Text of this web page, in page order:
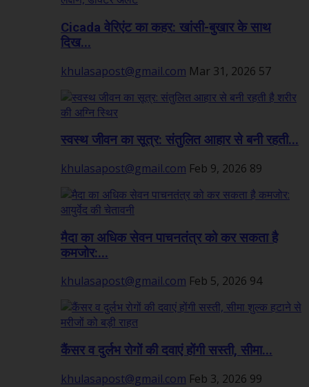
Cicada वेरिएंट का कहर: खांसी-बुखार के साथ
दिख...
khulasapost@gmail.com Mar 31, 2026 57
स्वस्थ जीवन का सूत्र: संतुलित आहार से बनी रहती...
khulasapost@gmail.com Feb 9, 2026 89
मैदा का अधिक सेवन पाचनतंत्र को कर सकता है
कमजोर:...
khulasapost@gmail.com Feb 5, 2026 94
कैंसर व दुर्लभ रोगों की दवाएं होंगी सस्ती, सीमा...
khulasapost@gmail.com Feb 3, 2026 99